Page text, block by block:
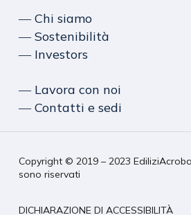
― Chi siamo
― Sostenibilità
― Investors
― Lavora con noi
― Contatti e sedi
Copyright © 2019 – 2023
sono riservati
DICHIARAZIONE DI ACCESSIBILITÀ